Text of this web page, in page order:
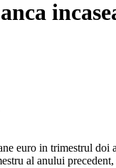
euro in trimestrul
al anului